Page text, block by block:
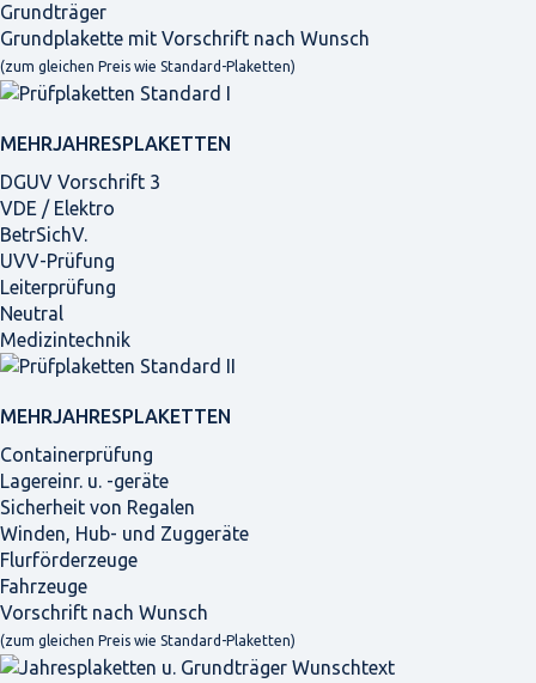
Grundträger
Grundplakette mit Vorschrift nach Wunsch
(zum gleichen Preis wie Standard-Plaketten)
MEHRJAHRES­PLAKETTEN
DGUV Vorschrift 3
VDE / Elektro
BetrSichV.
UVV-Prüfung
Leiterprüfung
Neutral
Medizintechnik
MEHRJAHRES­PLAKETTEN
Containerprüfung
Lagereinr. u. -geräte
Sicherheit von Regalen
Winden, Hub- und Zuggeräte
Flurförderzeuge
Fahrzeuge
Vorschrift nach Wunsch
(zum gleichen Preis wie Standard-Plaketten)